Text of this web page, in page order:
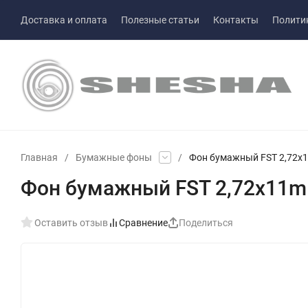
Доставка и оплата Полезные статьи Контакты
Главная / Бумажные фоны / Фон бумажный FST
Фон бумажный FST
Оставить отзыв Сравнение Поделиться